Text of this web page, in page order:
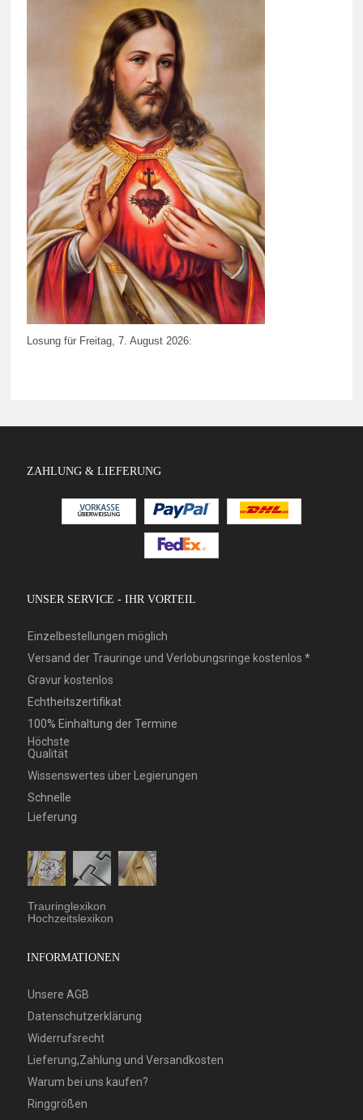
Losung für Freitag, 7. August 2026:
ZAHLUNG & LIEFERUNG
UNSER SERVICE - IHR VORTEIL
Einzelbestellungen möglich
Versand der Trauringe und Verlobungsringe kostenlos *
Gravur kostenlos
Echtheitszertifikat
100% Einhaltung der Termine
Höchste
Qualität
Wissenswertes über Legierungen
Schnelle
Lieferung
Trauringlexikon
Hochzeitslexikon
INFORMATIONEN
Unsere AGB
Datenschutzerklärung
Widerrufsrecht
Lieferung,Zahlung und Versandkosten
Warum bei uns kaufen?
Ringgrößen